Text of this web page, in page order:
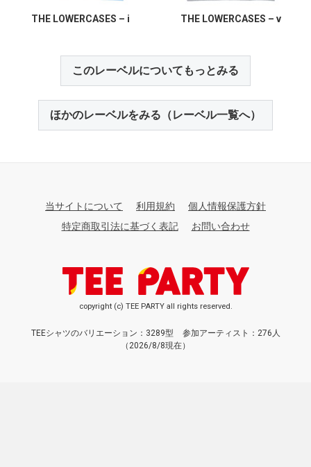
THE LOWERCASES – i THE LOWERCASES – v
このレーベルについてもっとみる
ほかのレーベルをみる（レーベル一覧へ）
当サイトについて 利用規約
個人情報保護方針
特定商取引法に基づく表記
お問い合わせ
copyright (c) TEE PARTY all rights reserved.
TEEシャツのバリエーション：3289型
参加アーティスト：276人
（2026/8/8現在）